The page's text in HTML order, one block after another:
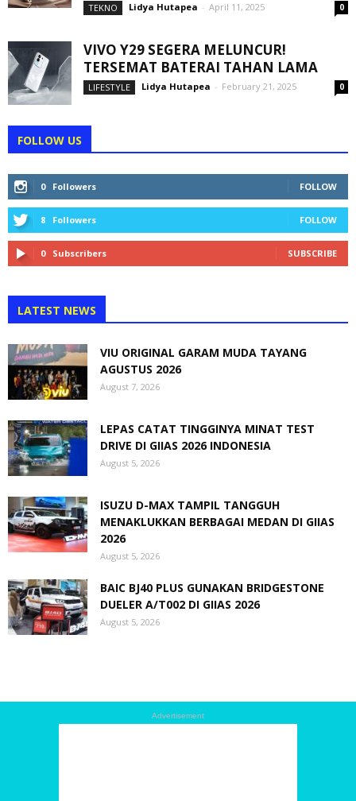
TEKNO Lidya Hutapea - April 11, 2025 0
VIVO Y29 SEGERA MELUNCUR!
TERSEMAT BATERAI TAHAN LAMA
LIFESTYLE Lidya Hutapea - February 21, 2025 0
FOLLOW US
0 Followers FOLLOW
8 Followers FOLLOW
0 Subscribers SUBSCRIBE
LATEST NEWS
VIU ORIGINAL GARAM MUDA TAYANG
AGUSTUS 2026
August 7, 2026
LEPAS CATAT TINGGINYA MINAT TEST
DRIVE DI GIIAS 2026 INDONESIA
August 5, 2026
ISUZU D-MAX TAMPIL TANGGUH
MENAKLUKKAN BERBAGAI MEDAN DI GIIAS
2026
August 5, 2026
BAIC BJ40 PLUS GUNAKAN BRIDGESTONE
DUELER A/T002 DI GIIAS 2026
August 5, 2026
Advertisement